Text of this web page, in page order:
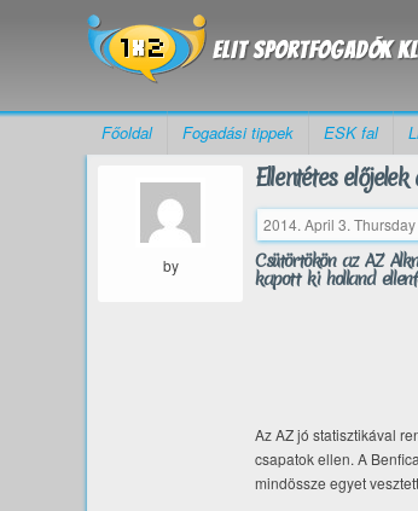
Főoldal Fogadási tippek ESK fal
by
Ellentétes
2014. April 3. Thursday
Csütörtökön az AZ
kapott ki holland
Az AZ jó statisztikával
csapatok ellen. A
mindössze egyet